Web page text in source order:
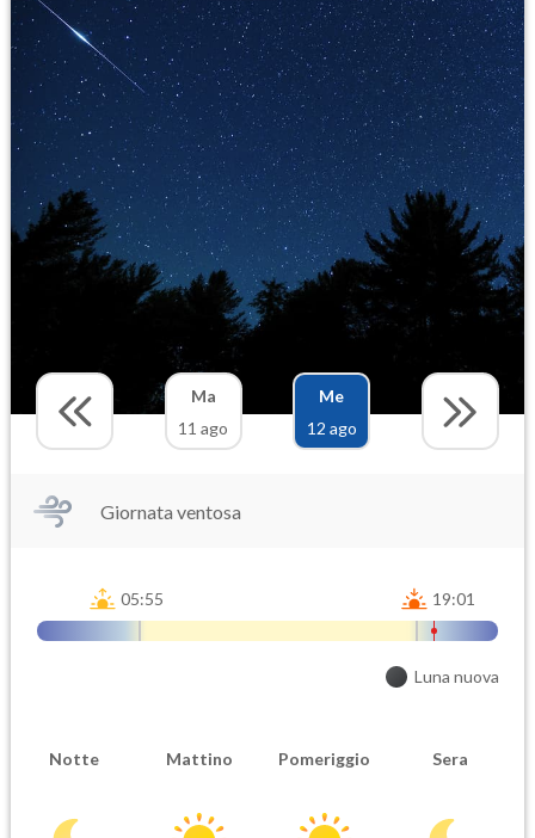
Ma
11 ago
Me
12 ago
Giornata ventosa
05:55 19:01
Luna nuova
Notte Mattino Pomeriggio Sera